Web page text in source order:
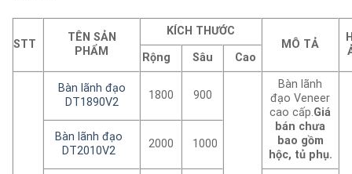
STT
TÊN SẢN
PHẨM
KÍCH THƯỚC
MÔ TẢ
Rộng Sâu Cao
Bàn lãnh đạo
DT1890V2
1800 900
Bàn lãnh
đạo Veneer
cao cấp.Giá
bán chưa
bao gồm
hộc, tủ phụ.
Bàn lãnh đạo
DT2010V2
2000 1000